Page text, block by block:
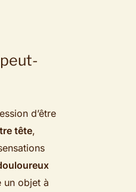
d’être
tête,
un objet à